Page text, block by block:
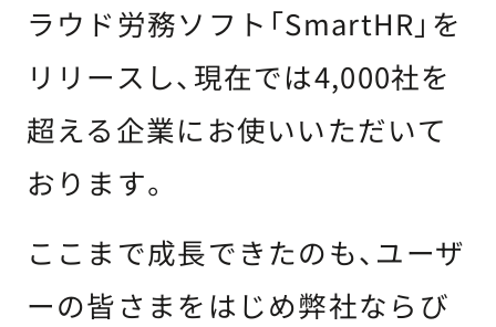
ラウド労務ソフト「SmartHR」を
リリースし、現在では4,000社を
超える企業にお使いいただいて
おります。
ここまで成長できたのも、ユーザ
ーの皆さまをはじめ弊社ならび